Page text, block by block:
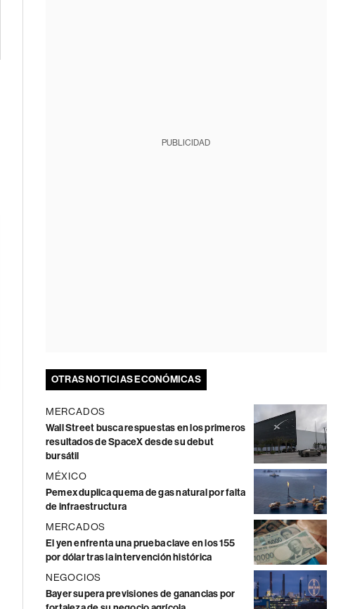
PUBLICIDAD
OTRAS NOTICIAS ECONÓMICAS
MERCADOS
Wall Street busca respuestas en los primeros
resultados de SpaceX desde su debut
bursátil
MÉXICO
Pemex duplica quema de gas natural por falta
de infraestructura
MERCADOS
El yen enfrenta una prueba clave en los 155
por dólar tras la intervención histórica
NEGOCIOS
Bayer supera previsiones de ganancias por